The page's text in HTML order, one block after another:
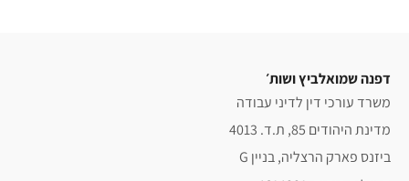
דפנה שמואלביץ ושות׳
משרד עורכי דין לדיני עבודה
מדינת היהודים 85, ת.ד. 4013
ביזנס פארק הרצליה, בניין G